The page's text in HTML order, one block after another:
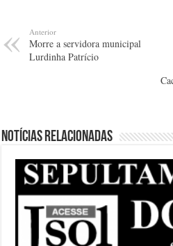
Anterior
Morre a servidora municipal
Lurdinha Patrício
Notícias relacionadas